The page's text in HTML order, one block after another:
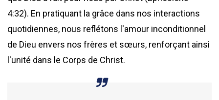
4:32). En pratiquant la grâce dans nos interactions
quotidiennes, nous reflétons l'amour inconditionnel
de Dieu envers nos frères et sœurs, renforçant ainsi
l'unité dans le Corps de Christ.